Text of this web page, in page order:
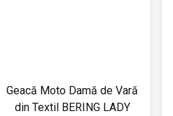
Geacă Moto Damă de Vară
din Textil BERING LADY